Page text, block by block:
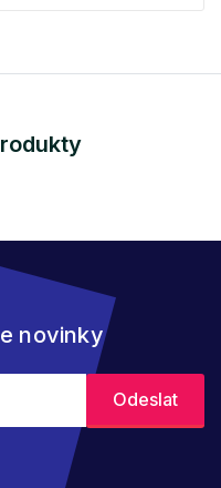
novinky